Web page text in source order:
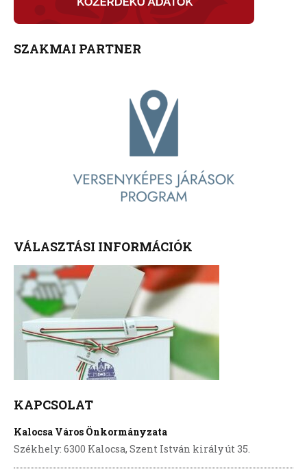
SZAKMAI PARTNER
VÁLASZTÁSI INFORMÁCIÓK
KAPCSOLAT
Kalocsa Város Önkormányzata
Székhely: 6300 Kalocsa, Szent István király út 35.